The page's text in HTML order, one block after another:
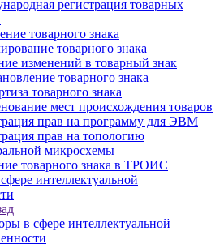
регистрация товарных
товарного знака
товарного знака
изменений в товарный знак
товарного знака
товарного знака
мест происхождения товаров
прав на программу для ЭВМ
прав на топологию
микросхемы
товарного знака в ТРОИС
интеллектуальной
в сфере интеллектуальной